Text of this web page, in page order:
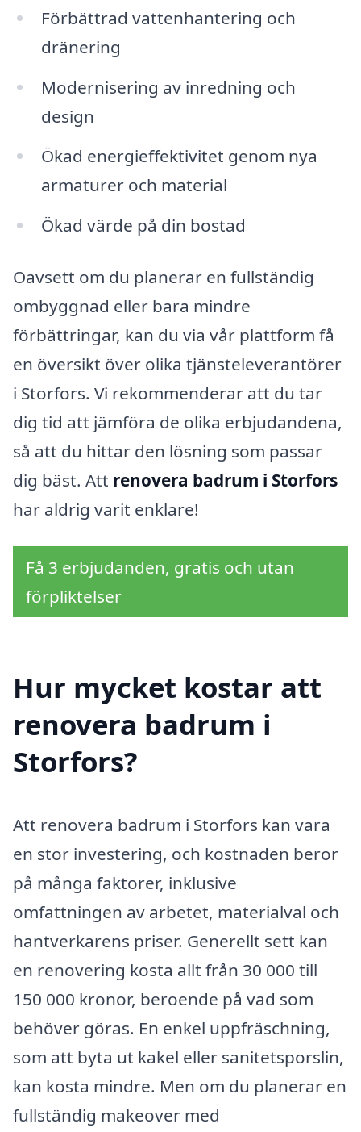
Förbättrad vattenhantering och
dränering
Modernisering av inredning och
design
Ökad energieffektivitet genom nya
armaturer och material
Ökad värde på din bostad
Oavsett om du planerar en fullständig
ombyggnad eller bara mindre
förbättringar, kan du via vår plattform få
en översikt över olika tjänsteleverantörer
i Storfors. Vi rekommenderar att du tar
dig tid att jämföra de olika erbjudandena,
så att du hittar den lösning som passar
dig bäst. Att renovera badrum i Storfors
har aldrig varit enklare!
Få 3 erbjudanden, gratis och utan
förpliktelser
Hur mycket kostar att
renovera badrum i
Storfors?
Att renovera badrum i Storfors kan vara
en stor investering, och kostnaden beror
på många faktorer, inklusive
omfattningen av arbetet, materialval och
hantverkarens priser. Generellt sett kan
en renovering kosta allt från 30 000 till
150 000 kronor, beroende på vad som
behöver göras. En enkel uppfräschning,
som att byta ut kakel eller sanitetsporslin,
kan kosta mindre. Men om du planerar en
fullständig makeover med